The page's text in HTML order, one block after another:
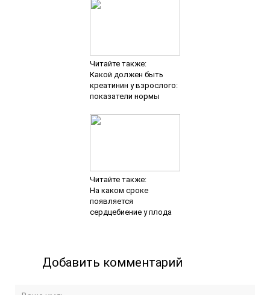
Читайте также:
Какой должен быть
креатинин у взрослого:
показатели нормы
Читайте также:
На каком сроке
появляется
сердцебиение у плода
Добавить комментарий